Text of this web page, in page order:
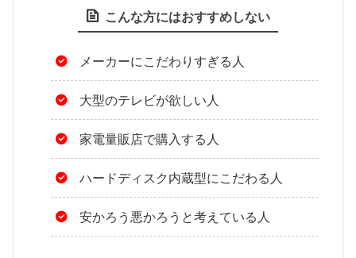
こんな方にはおすすめしない
メーカーにこだわりすぎる人
大型のテレビが欲しい人
家電量販店で購入する人
ハードディスク内蔵型にこだわる人
安かろう悪かろうと考えている人